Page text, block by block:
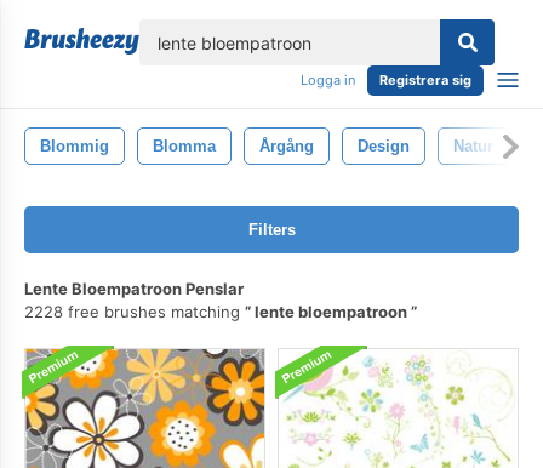
Logga in Registrera sig
Blommig Blomma Årgång Design Natur
Filters
Lente Bloempatroon Penslar
2228 free brushes matching
lente bloempatroon